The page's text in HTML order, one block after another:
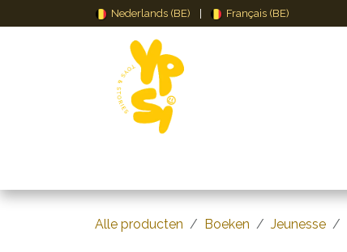
Overslaan naar inhoudNederlands (BE) Français (BE)
Alle producten Boeken Jeunesse